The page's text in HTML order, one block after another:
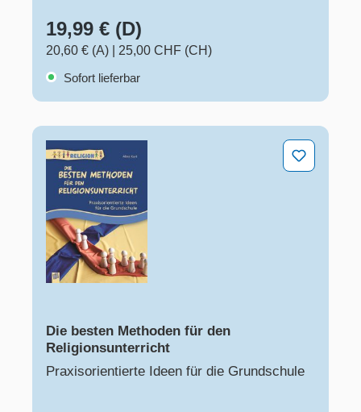
19,99 € (D)
20,60 € (A)
25,00 CHF (CH)
Sofort lieferbar
Die besten Methoden für den Religionsunterricht
Die besten Methoden für den
Religionsunterricht
Praxisorientierte Ideen für die Grundschule